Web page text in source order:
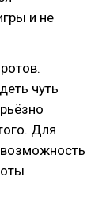
и не
чуть
Для
возможность